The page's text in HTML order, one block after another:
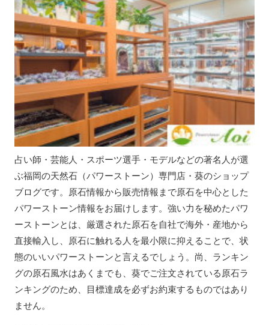
占い師・芸能人・スポーツ選手・モデルなどの著名人が選
ぶ福岡の天然石（パワーストーン）専門店・葵のショップ
ブログです。原石情報から販売情報まで原石を中心とした
パワーストーン情報をお届けします。強い力を秘めたパワ
ーストーンとは、厳選された原石を自社で海外・産地から
直接輸入し、原石に触れる人を最小限に抑えることで、状
態のいいパワーストーンと言えるでしょう。尚、ランキン
グの原石風水はあくまでも、葵でご注文されている原石ラ
ンキングのため、目標達成を必ずお約束するものではあり
ません。